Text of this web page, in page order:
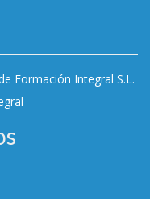
Formación Integral S.L.